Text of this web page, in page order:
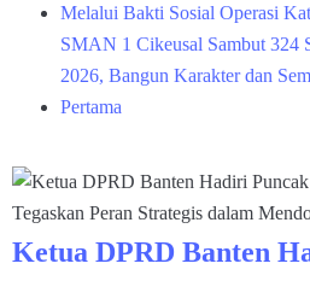
Melalui Bakti Sosial Operasi
SMAN 1 Cikeusal Sambut 324
2026, Bangun Karakter dan
Pertama
Ketua DPRD Banten